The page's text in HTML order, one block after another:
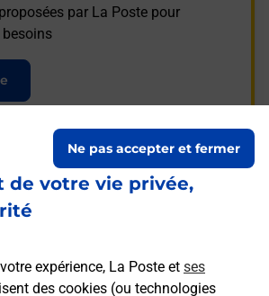
de votre vie privée,
expérience, La Poste et ses
des cookies (ou technologies
Ne pas accepter et fermer
par La Poste pour
besoins
fréquemment